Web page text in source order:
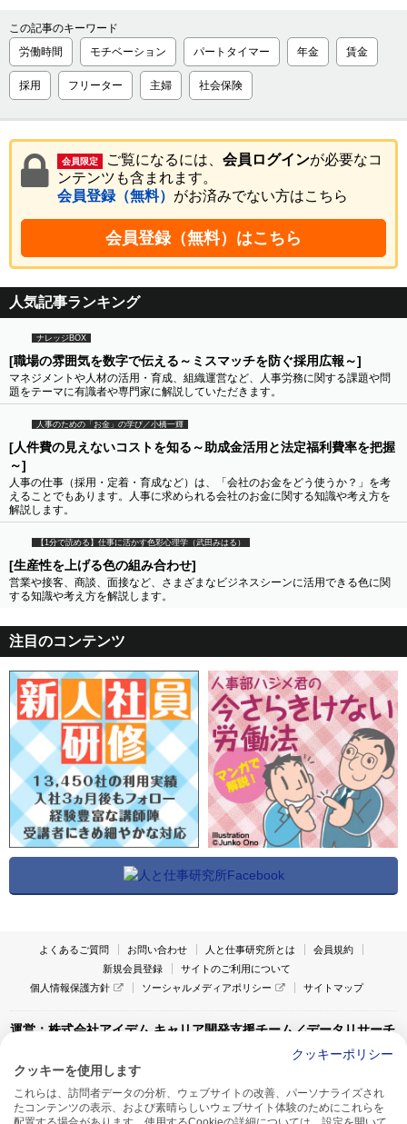
この記事のキーワード
労働時間
モチベーション パートタイマー 年金 賃金
採用 フリーター 主婦 社会保険
会員限定 ご覧になるには、 会員ログインが必要なコ
ンテンツも含まれます。
会員登録（無料） がお済みでない方はこちら
会員登録（無料）はこちら
人気記事ランキング
ナレッジBOX
[職場の雰囲気を数字で伝える～ミスマッチを防ぐ採用広報～]
マネジメントや人材の活用・育成、組織運営など、人事労務に関する課題や問
題をテーマに有識者や専門家に解説していただきます。
人事のための「お金」の学び／小橋一輝
[人件費の見えないコストを知る～助成金活用と法定福利費率を把握
～]
人事の仕事（採用・定着・育成など）は、「会社のお金をどう使うか？」を考
えることでもあります。人事に求められる会社のお金に関する知識や考え方を
解説します。
【1分で読める】仕事に活かす色彩心理学（武田みはる）
[生産性を上げる色の組み合わせ]
営業や接客、商談、面接など、さまざまなビジネスシーンに活用できる色に関
する知識や考え方を解説します。
注目のコンテンツ
よくあるご質問 お問い合わせ 人と仕事研究所とは
会員規約
新規会員登録
サイトのご利用について
個人情報保護方針
ソーシャルメディアポリシー サイトマップ
運営：株式会社アイデム キャリア開発支援チーム／データリサーチ
〒160-0022 東京都新宿区新宿1-4-10
アイデム本社ビル TEL:03-5269-6020
〒550-0005 大阪府大阪市西区西本町1-13-43
クッキーポリシー
クッキーを使用します
これらは、訪問者データの分析、ウェブサイトの改善、パーソナライズされ
たコンテンツの表示、および素晴らしいウェブサイト体験のためにこれらを